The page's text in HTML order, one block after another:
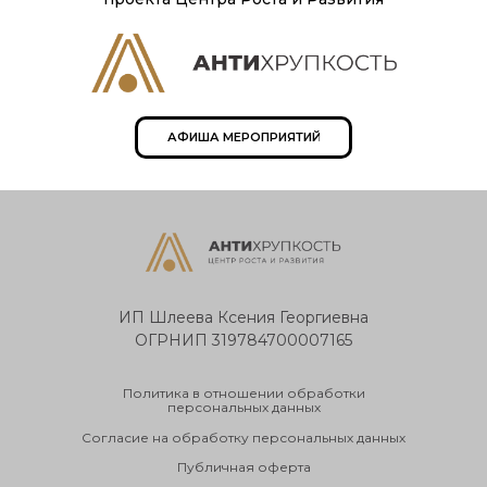
домов.
АФИША МЕРОПРИЯТИЙ
ИП Шлеева Ксения Георгиевна
ОГРНИП 319784700007165
Политика в отношении обработки
персональных данных
Согласие на обработку персональных данных
Публичная оферта